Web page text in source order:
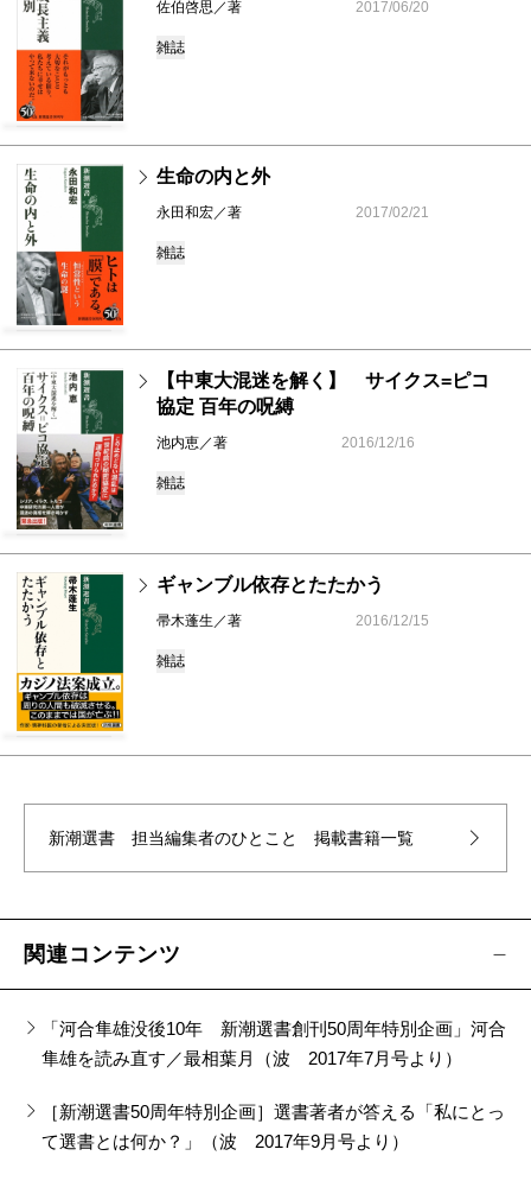
佐伯啓思／著 2017/06/20
雑誌
生命の内と外
永田和宏／著 2017/02/21
雑誌
【中東大混迷を解く】 サイクス=ピコ
協定 百年の呪縛
池内恵／著 2016/12/16
雑誌
ギャンブル依存とたたかう
帚木蓬生／著 2016/12/15
雑誌
新潮選書 担当編集者のひとこと 掲載書籍一覧
関連コンテンツ
「河合隼雄没後10年 新潮選書創刊50周年特別企画」河合
隼雄を読み直す／最相葉月（波 2017年7月号より）
［新潮選書50周年特別企画］選書著者が答える「私にとっ
て選書とは何か？」（波 2017年9月号より）